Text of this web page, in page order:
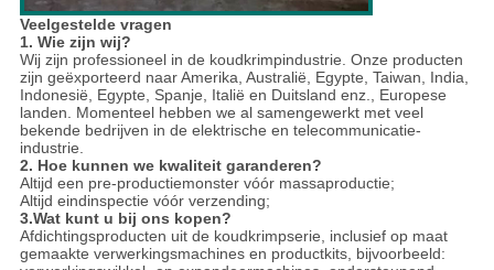
Veelgestelde vragen
1. Wie zijn wij?
Wij zijn professioneel in de koudkrimpindustrie. Onze producten
zijn geëxporteerd naar Amerika, Australië, Egypte, Taiwan, India,
Indonesië, Egypte, Spanje, Italië en Duitsland enz., Europese
landen. Momenteel hebben we al samengewerkt met veel
bekende bedrijven in de elektrische en telecommunicatie-
industrie.
2. Hoe kunnen we kwaliteit garanderen?
Altijd een pre-productiemonster vóór massaproductie;
Altijd eindinspectie vóór verzending;
3.Wat kunt u bij ons kopen?
Afdichtingsproducten uit de koudkrimpserie, inclusief op maat
gemaakte verwerkingsmachines en productkits, bijvoorbeeld: